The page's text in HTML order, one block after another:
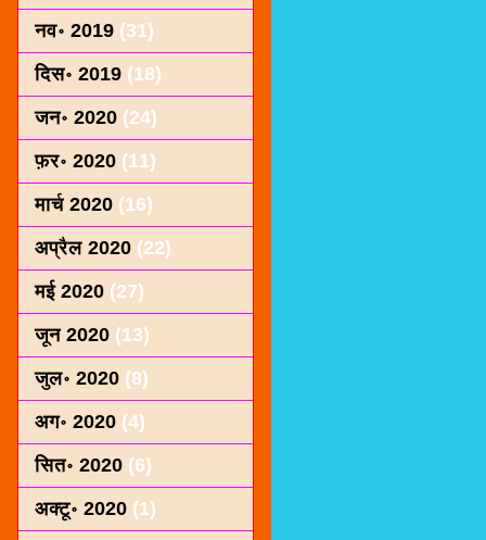
नव॰ 2019 (31)
दिस॰ 2019 (18)
जन॰ 2020 (24)
फ़र॰ 2020 (11)
मार्च 2020 (16)
अप्रैल 2020 (22)
मई 2020 (27)
जून 2020 (13)
जुल॰ 2020 (8)
अग॰ 2020 (4)
सित॰ 2020 (6)
अक्टू॰ 2020 (1)